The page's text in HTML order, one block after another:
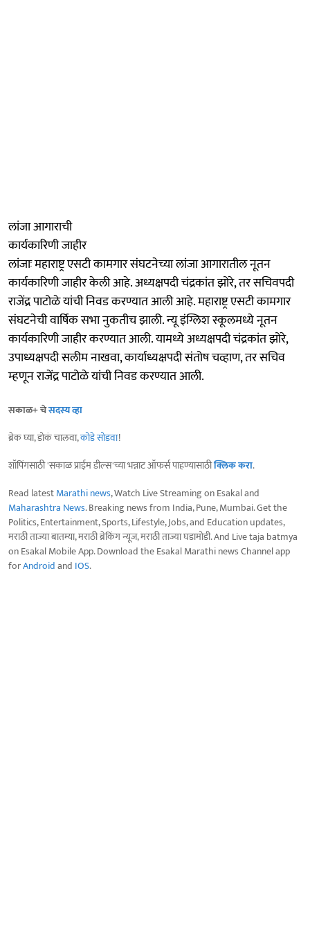
लांजा आगाराची
कार्यकारिणी जाहीर
लांजाः महाराष्ट्र एसटी कामगार संघटनेच्या लांजा आगारातील नूतन
कार्यकारिणी जाहीर केली आहे. अध्यक्षपदी चंद्रकांत झोरे, तर सचिवपदी
राजेंद्र पाटोळे यांची निवड करण्यात आली आहे. महाराष्ट्र एसटी कामगार
संघटनेची वार्षिक सभा नुकतीच झाली. न्यू इंग्लिश स्कूलमध्ये नूतन
कार्यकारिणी जाहीर करण्यात आली. यामध्ये अध्यक्षपदी चंद्रकांत झोरे,
उपाध्यक्षपदी सलीम नाखवा, कार्याध्यक्षपदी संतोष चव्हाण, तर सचिव
म्हणून राजेंद्र पाटोळे यांची निवड करण्यात आली.
सकाळ+ चेसदस्य व्हा
ब्रेक घ्या, डोकं चालवा,कोडे सोडवा!
शॉपिंगसाठी 'सकाळ प्राईम डील्स'च्या भन्नाट ऑफर्स पाहण्यासाठीक्लिक करा.
Read latestMarathi news, Watch Live Streaming on Esakal and
Maharashtra News. Breaking news from India, Pune, Mumbai. Get the
Politics, Entertainment, Sports, Lifestyle, Jobs, and Education updates,
मराठी ताज्या बातम्या, मराठी ब्रेकिंग न्यूज, मराठी ताज्या घडामोडी. And Live taja batmya
on Esakal Mobile App. Download the Esakal Marathi news Channel app
forAndroidand IOS.